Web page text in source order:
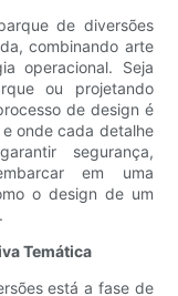
de diversões
combinando arte
operacional. Seja
ou projetando
de design é
onde cada detalhe
segurança,
em uma
o design de um
Temática
está a fase de